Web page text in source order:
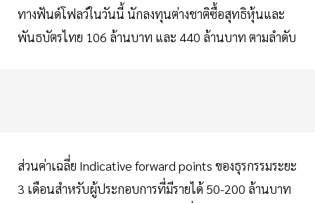
ทางฟันด์โฟลว์ในวันนี้ นักลงทุนต่างชาติซื้อสุทธิหุ้นและ
พันธบัตรไทย 106 ล้านบาท และ 440 ล้านบาท ตามลำดับ
ส่วนค่าเฉลี่ย Indicative forward points ของธุรกรรมระยะ
3 เดือนสำหรับผู้ประกอบการที่มีรายได้ 50-200 ล้านบาท